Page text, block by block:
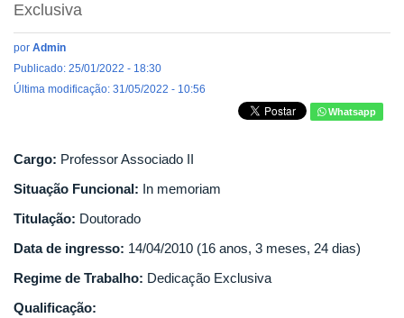
Exclusiva
por Admin
Publicado: 25/01/2022 - 18:30
Última modificação: 31/05/2022 - 10:56
Whatsapp
Cargo: Professor Associado II
Situação Funcional: In memoriam
Titulação: Doutorado
Data de ingresso: 14/04/2010 (16 anos, 3 meses, 24 dias)
Regime de Trabalho: Dedicação Exclusiva
Qualificação: